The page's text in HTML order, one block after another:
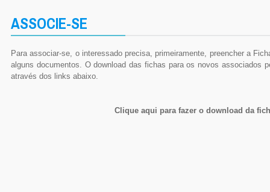
ASSOCIE-SE
Para associar-se, o interessado precisa, primeiramente, preencher a
alguns documentos. O download das fichas para os novos associados
através dos links abaixo.
Clique aqui para fazer o download da